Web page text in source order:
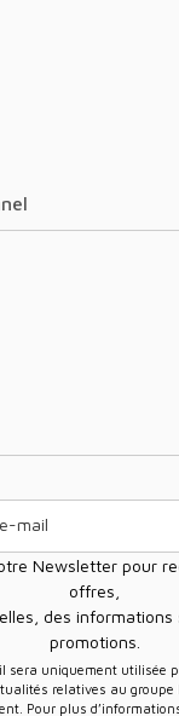
offres,
des
promotions.
relatives au groupe
Pour plus